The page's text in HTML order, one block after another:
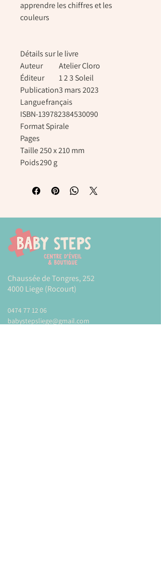
apprendre les chiffres et les
couleurs
Détails sur le livre
Auteur
Atelier Cloro
Éditeur
1 2 3 Soleil
Publication3 mars 2023
Languefrançais
ISBN-139782384530090
FormatSpirale
Pages
Taille250 x 210 mm
Poids290 g
Chaussée de Tongres, 252
4000 Liege (Rocourt)
0474 77 12 06
babystepsliege@gmail.com